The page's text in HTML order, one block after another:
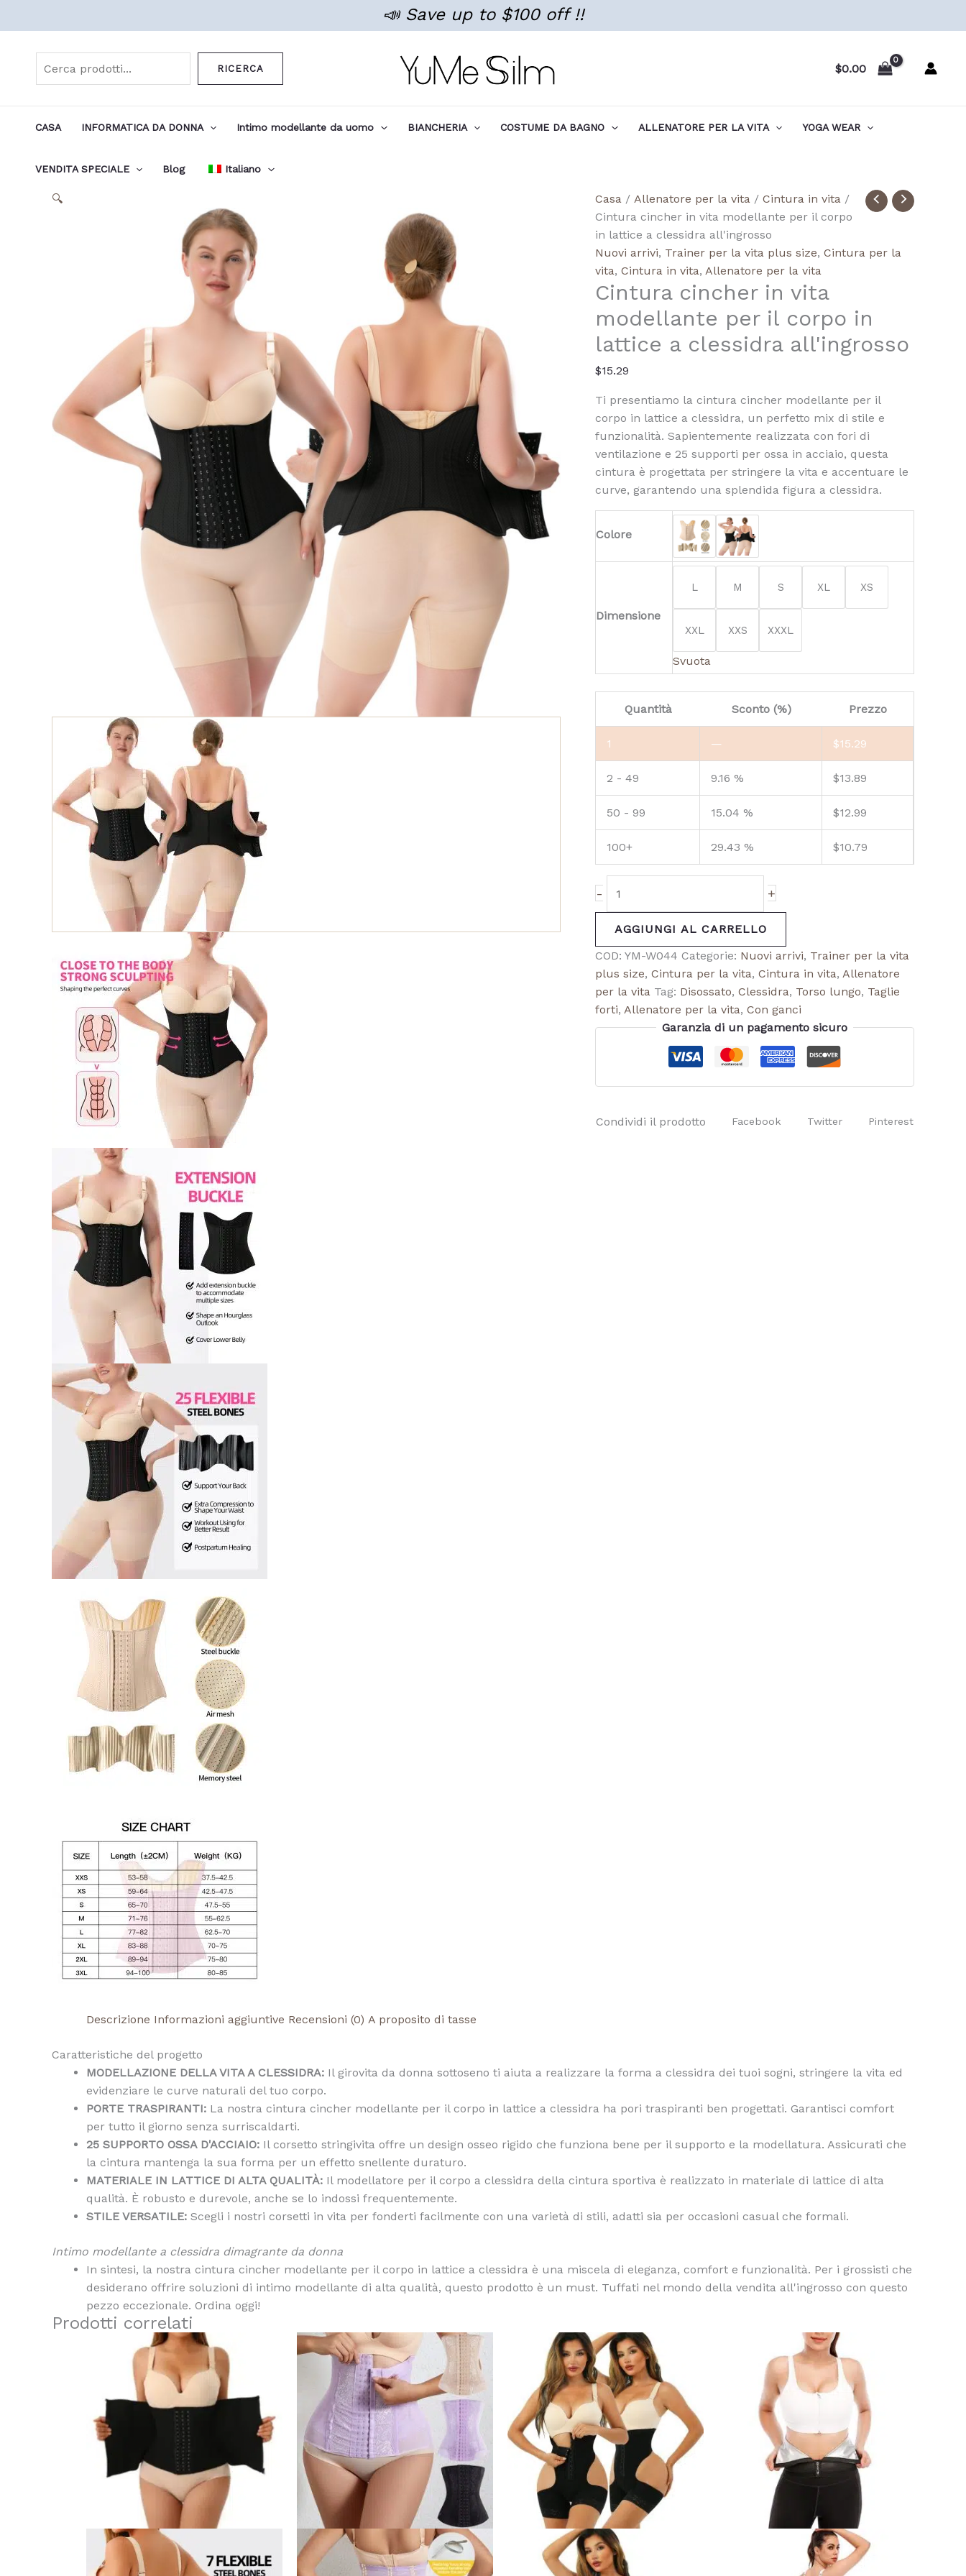
📣 Save up to $100 off !!
RICERCA $0.00
CASA INFORMATICA DA DONNA Intimo modellante da uomo BIANCHERIA COSTUME DA BAGNO ALLENATORE PER LA VITA YOGA WEAR
VENDITA SPECIALE Blog Italiano
🔍 Casa / Allenatore per la vita / Cintura in vita /
Cintura cincher in vita modellante per il corpo
in lattice a clessidra all'ingrosso
Nuovi arrivi, Trainer per la vita plus size, Cintura per la
vita, Cintura in vita, Allenatore per la vita
Cintura cincher in vita
modellante per il corpo in
lattice a clessidra all'ingrosso
$15.29
Ti presentiamo la cintura cincher modellante per il
corpo in lattice a clessidra, un perfetto mix di stile e
funzionalità. Sapientemente realizzata con fori di
ventilazione e 25 supporti per ossa in acciaio, questa
cintura è progettata per stringere la vita e accentuare le
curve, garantendo una splendida figura a clessidra.
Colore
Dimensione
L M S XL XS
XXL XXS XXXL
Svuota
Quantità Sconto (%) Prezzo
1 — $15.29
2 - 49 9.16 % $13.89
50 - 99 15.04 % $12.99
100+ 29.43 % $10.79
-
Quantità
Wholesale
Hourglass
Latex
Body
Shaping
Cincher
Belt
+
AGGIUNGI AL CARRELLO
COD: YM-W044 Categorie: Nuovi arrivi, Trainer per la vita
plus size, Cintura per la vita, Cintura in vita, Allenatore
per la vita Tag: Disossato, Clessidra, Torso lungo, Taglie
forti, Allenatore per la vita, Con ganci
Garanzia di un pagamento sicuro
Condividi il prodotto Facebook Twitter Pinterest
Descrizione Informazioni aggiuntive Recensioni (0) A proposito di tasse
Caratteristiche del progetto
MODELLAZIONE DELLA VITA A CLESSIDRA: Il girovita da donna sottoseno ti aiuta a realizzare la forma a clessidra dei tuoi sogni, stringere la vita ed
evidenziare le curve naturali del tuo corpo.
PORTE TRASPIRANTI: La nostra cintura cincher modellante per il corpo in lattice a clessidra ha pori traspiranti ben progettati. Garantisci comfort
per tutto il giorno senza surriscaldarti.
25 SUPPORTO OSSA D'ACCIAIO: Il corsetto stringivita offre un design osseo rigido che funziona bene per il supporto e la modellatura. Assicurati che
la cintura mantenga la sua forma per un effetto snellente duraturo.
MATERIALE IN LATTICE DI ALTA QUALITÀ: Il modellatore per il corpo a clessidra della cintura sportiva è realizzato in materiale di lattice di alta
qualità. È robusto e durevole, anche se lo indossi frequentemente.
STILE VERSATILE: Scegli i nostri corsetti in vita per fonderti facilmente con una varietà di stili, adatti sia per occasioni casual che formali.
Intimo modellante a clessidra dimagrante da donna
In sintesi, la nostra cintura cincher modellante per il corpo in lattice a clessidra è una miscela di eleganza, comfort e funzionalità. Per i grossisti che
desiderano offrire soluzioni di intimo modellante di alta qualità, questo prodotto è un must. Tuffati nel mondo della vendita all'ingrosso con questo
pezzo eccezionale. Ordina oggi!
Prodotti correlati
più
varianti.
opzioni
possono
del
Questo
prodotto
ha
più
varianti.
Le
opzioni
possono
essere
scelte
nella
pagina
del
ha
più
varianti.
opzioni
possono
essere
scelte
varianti.
Le
possono